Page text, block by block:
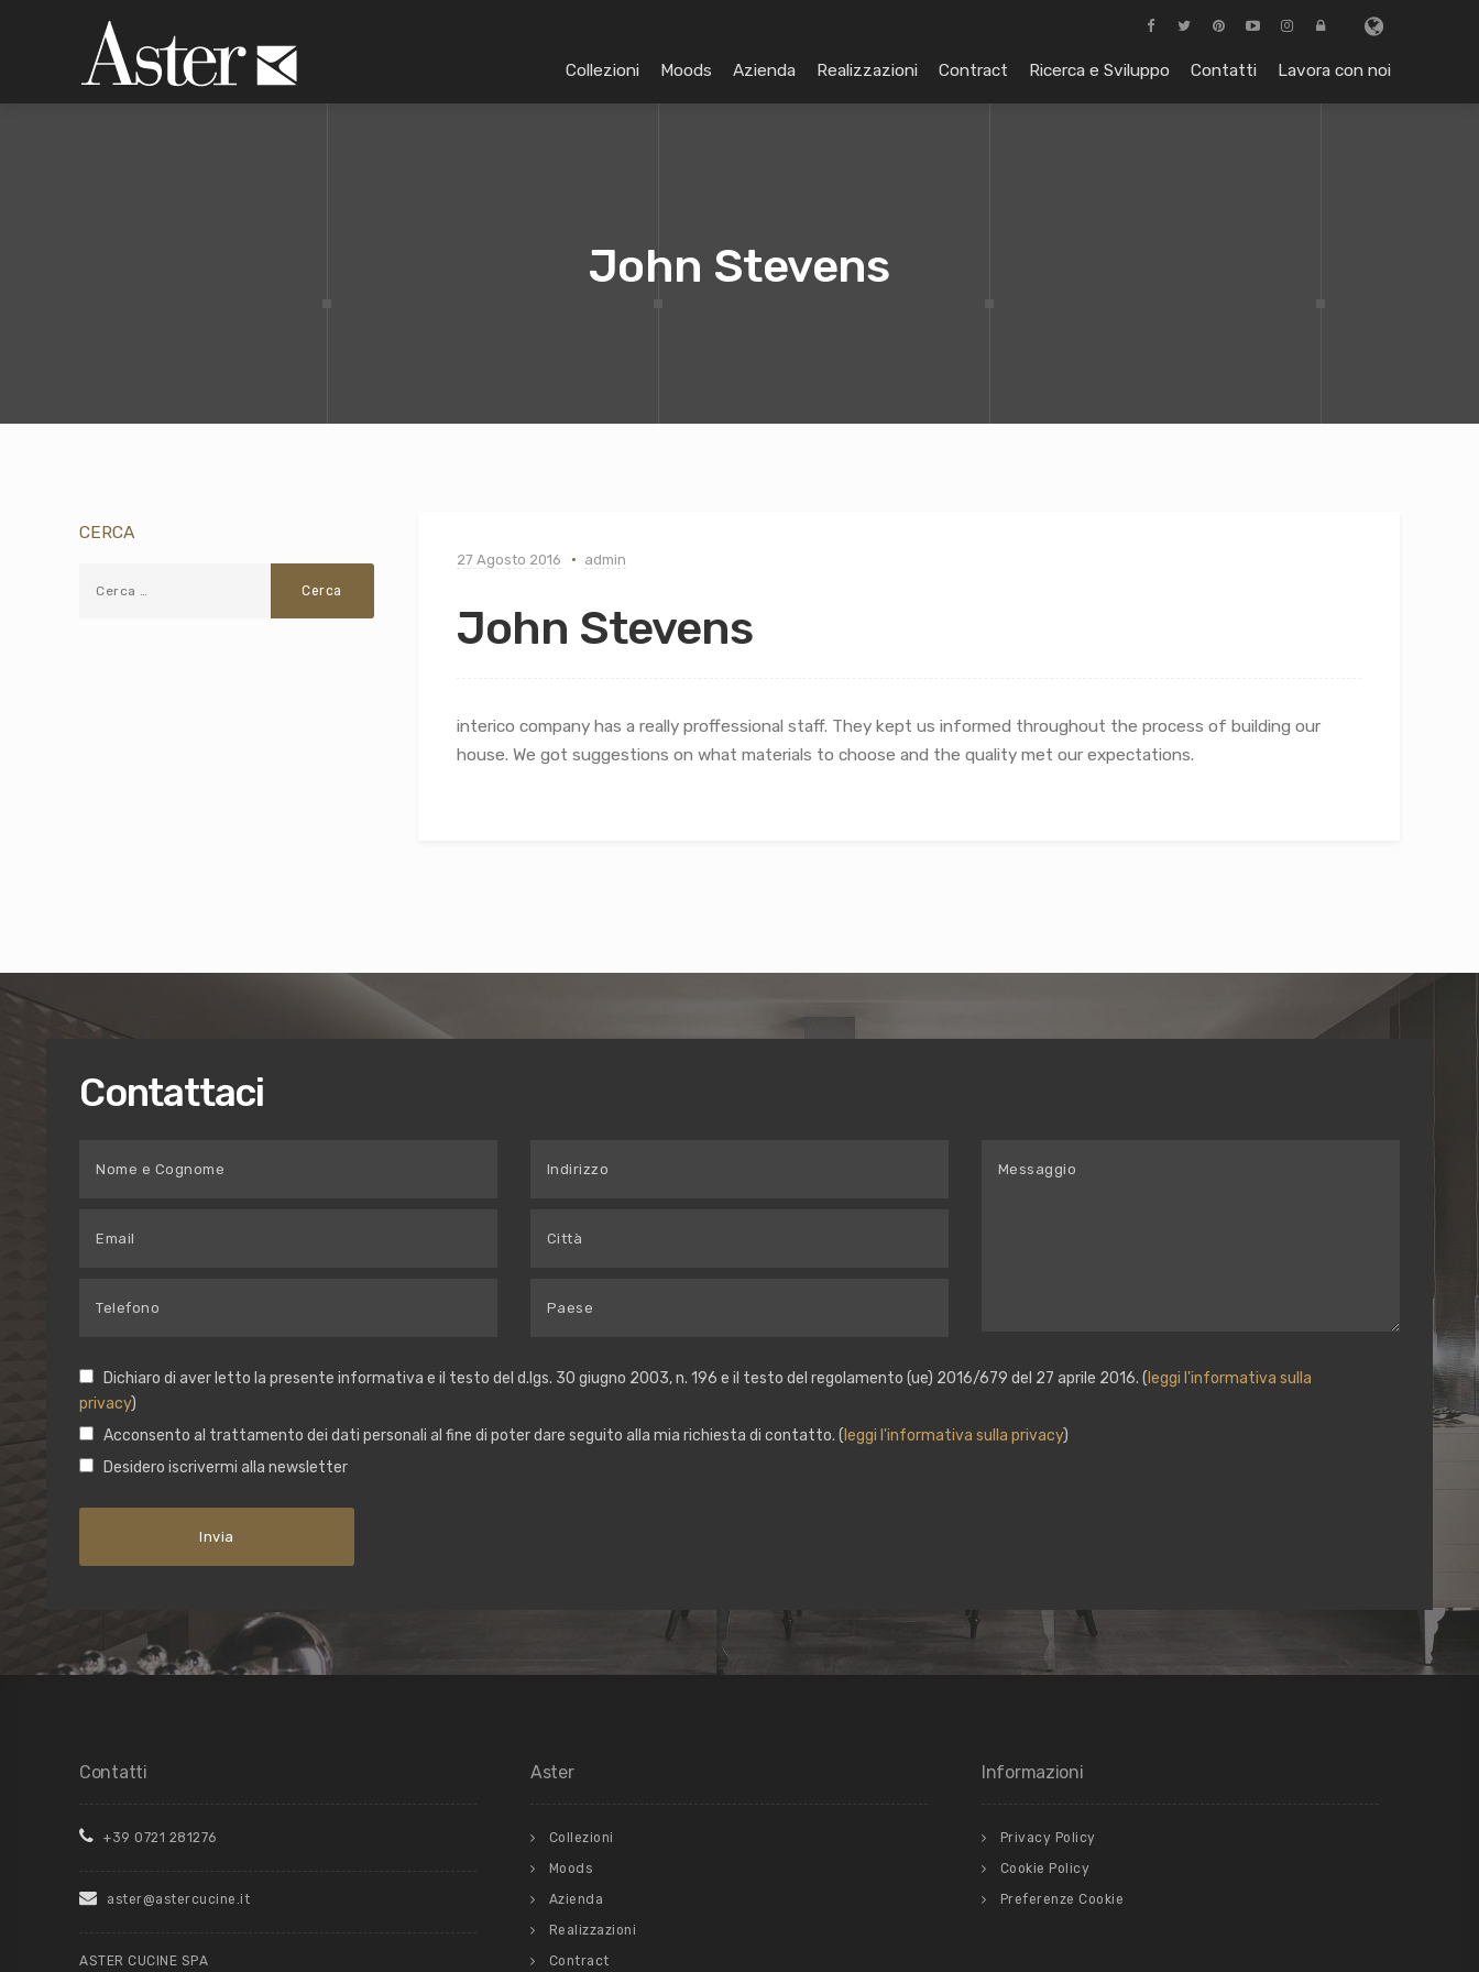
Collezioni Moods Azienda Realizzazioni Contract Ricerca e Sviluppo Contatti Lavora con noi
John Stevens
27 Agosto 2016 admin
John Stevens
interico company has a really proffessional staff. They kept us informed throughout the process of building our
house. We got suggestions on what materials to choose and the quality met our expectations.
CERCA
Contattaci
Dichiaro di aver letto la presente informativa e il testo del d.lgs. 30 giugno 2003, n. 196 e il testo del regolamento (ue) 2016/679 del 27 aprile 2016. ( leggi l'informativa sulla
privacy)
Acconsento al trattamento dei dati personali al fine di poter dare seguito alla mia richiesta di contatto. ( leggi l'informativa sulla privacy)
Desidero iscrivermi alla newsletter
Contatti
+39 0721 281276
aster@astercucine.it
ASTER CUCINE SPA
Aster
Collezioni
Moods
Azienda
Realizzazioni
Contract
Informazioni
Privacy Policy
Cookie Policy
Preferenze Cookie